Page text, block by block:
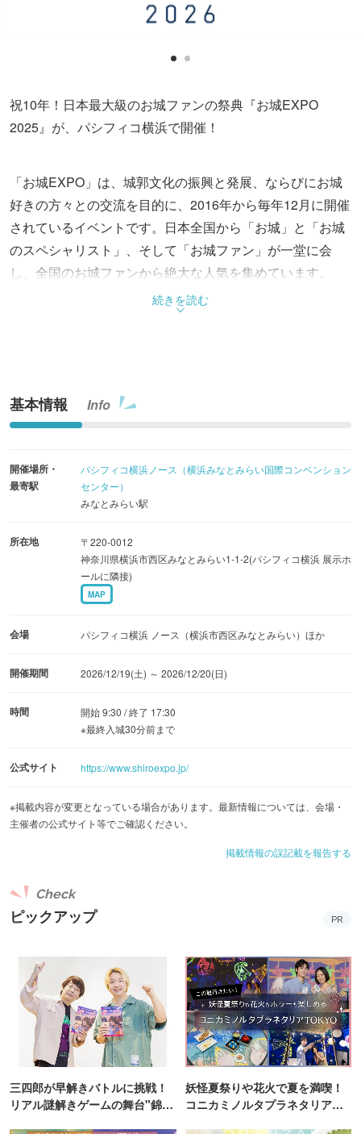
祝10年！日本最大級のお城ファンの祭典『お城EXPO
2025』が、パシフィコ横浜で開催！
「お城EXPO」は、城郭文化の振興と発展、ならびにお城
好きの方々との交流を目的に、2016年から毎年12月に開催
されているイベントです。日本全国から「お城」と「お城
のスペシャリスト」、そして「お城ファン」が一堂に会
し、全国のお城ファンから絶大な人気を集めています。
10周年として開催された昨年末の「お城EXPO 2025」で
ムを展開。2日間合計で歴代最多となる23,017名が来城
し、会場はお城ファンの熱気に包まれました。
10周年という大きな節目を経て、次の10年へ向けた「新た
なスタート」となる今年の「お城EXPO 2026」でも、全国
ストたちによる充実の講演やトークショー、イベントステ
ージなど、パワーアップした企画が多数準備されます。
は、今後順次公式サイトおよび公式SNS等で発表されま
がでしょうか。
※内容の詳細は公式サイトをご確認ください。
続きを読む
基本情報 Info
開催場所・
最寄駅
パシフィコ横浜ノース（横浜みなとみらい国際コンベンション
センター）
みなとみらい駅
所在地
〒220-0012
神奈川県横浜市西区みなとみらい1-1-2(パシフィコ横浜 展示ホ
ールに隣接)
MAP
会場 パシフィコ横浜 ノース（横浜市西区みなとみらい）ほか
開催期間 2026/12/19(土) ～ 2026/12/20(日)
時間
開始 9:30 / 終了 17:30
※最終入城30分前まで
公式サイト https://www.shiroexpo.jp/
※掲載内容が変更となっている場合があります。最新情報については、会場・
主催者の公式サイト等でご確認ください。
掲載情報の誤記載を報告する
ピックアップ
Check
PR
三四郎が早解きバトルに挑戦！
リアル謎解きゲームの舞台"錦糸
妖怪夏祭りや花火で夏を満喫！
コニカミノルタプラネタリア